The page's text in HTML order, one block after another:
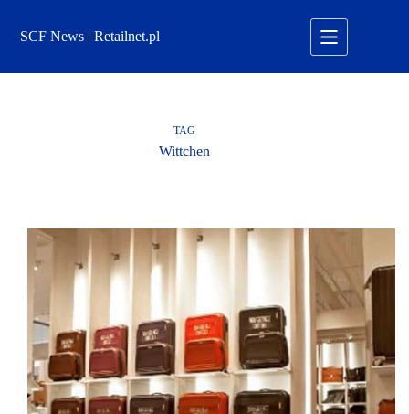
treściSCF News | Retailnet.pl
TAG
Wittchen